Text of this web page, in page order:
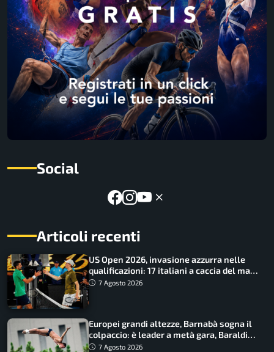
Social
Articoli recenti
US Open 2026, invasione azzurra nelle
qualificazioni: 17 italiani a caccia del main
draw7 Agosto 2026
Europei grandi altezze, Barnabà sogna il
colpaccio: è leader a metà gara, Baraldi
ancora in corsa
7 Agosto 2026